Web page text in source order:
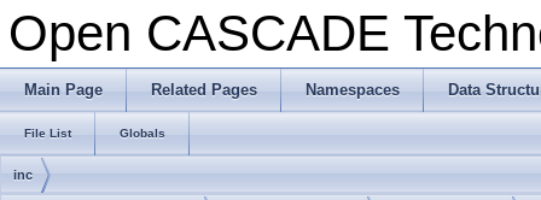
Open CASCADE
Main Page Related Pages Namespaces Data
File List Globals
inc